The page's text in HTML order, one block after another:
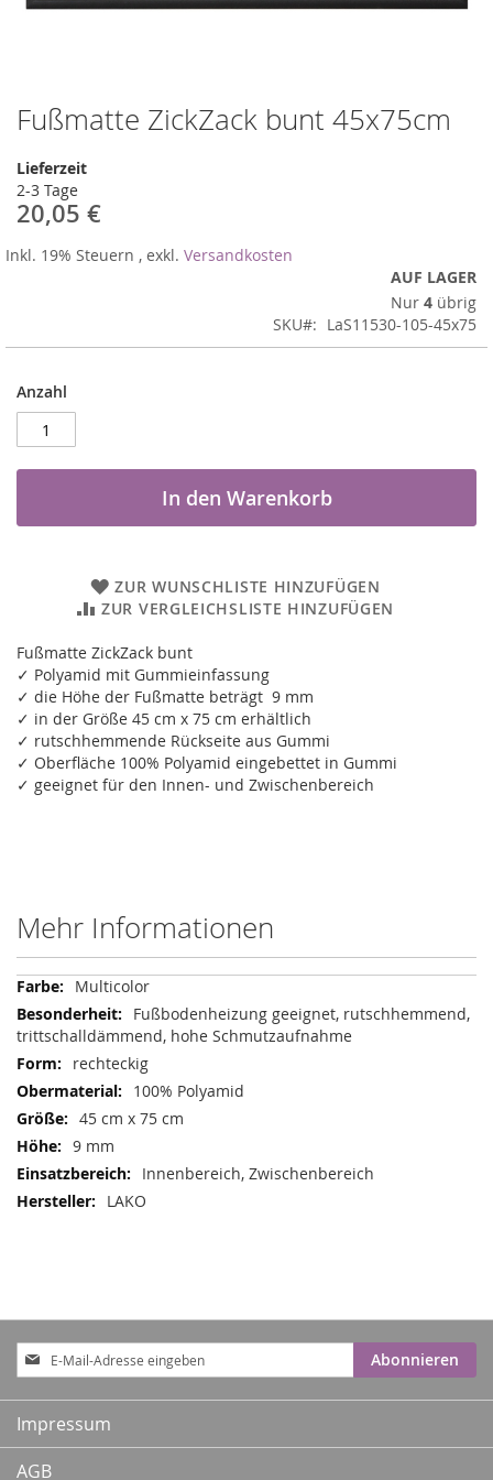
Fußmatte ZickZack bunt 45x75cm
Lieferzeit
2-3 Tage
20,05 €
Inkl. 19% Steuern , exkl. Versandkosten
AUF LAGER
Nur 4 übrig
SKU
LaS11530-105-45x75
Anzahl
In den Warenkorb
ZUR WUNSCHLISTE HINZUFÜGEN
ZUR VERGLEICHSLISTE HINZUFÜGEN
Fußmatte ZickZack bunt
✓ Polyamid mit Gummieinfassung
✓ die Höhe der Fußmatte beträgt 9 mm
✓ in der Größe 45 cm x 75 cm erhältlich
✓ rutschhemmende Rückseite aus Gummi
✓ Oberfläche 100% Polyamid eingebettet in Gummi
✓ geeignet für den Innen- und Zwischenbereich
Zum
Anfang
der
Bildergalerie
springen
Mehr Informationen
Mehr
Informationen
Multicolor
Fußbodenheizung geeignet, rutschhemmend,
trittschalldämmend, hohe Schmutzaufnahme
rechteckig
100% Polyamid
45 cm x 75 cm
9 mm
Innenbereich, Zwischenbereich
LAKO
Anmeldung
zum
Newsletter:
Abonnieren
Impressum
AGB